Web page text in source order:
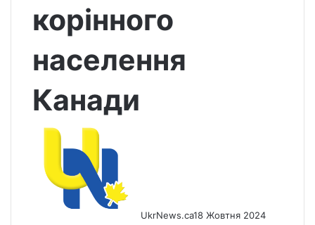
корінного
населення
Канади
UkrNews.ca18 Жовтня 2024